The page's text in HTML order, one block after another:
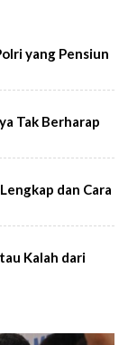
yang Pensiun
Tak Berharap
dan Cara
Kalah dari